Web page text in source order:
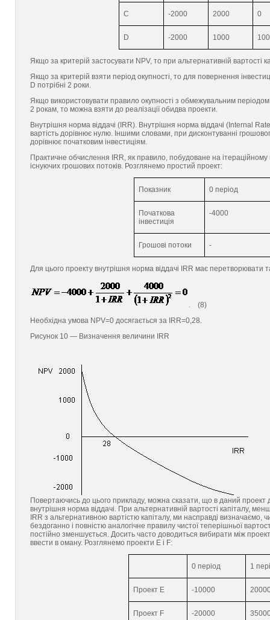
C -2000 2000 0
D -2000 1000
Якщо за критерій застосувати NPV, то при альтернативній вартості
Якщо за критерій взяти період окупності, то для повернення
D потрібні 2 роки.
Якщо використовувати правило окупності з обмежувальним
2 рокам, то можна взяти до реалізації обидва проекти.
Внутрішня норма віддачі (IRR). Внутрішня норма віддачі (Internal
вартість дорівнює нулю. Іншими словами, при дисконтуванні
дорівнює початковим інвестиціям.
Практичне обчислення IRR, як правило, побудоване на
існуючих грошових потоків. Розглянемо простий проект:
Показник 0 період
Початкова
інвестиція
-4000
Грошові потоки -
Для цього проекту внутрішня норма віддачі IRR має перетворювати
. (8)
Необхідна умова NPV=0 досягається за IRR=0,28.
Рисунок 10 — Визначення величини IRR
Повертаючись до цього прикладу, можна сказати, що в даний проект
внутрішня норма віддачі. При альтернативній вартості капіталу,
IRR з альтернативною вартістю капіталу, ми насправді
бездоганно і повністю аналогічне правилу чистої теперішньої
постійно зменшується. Досить часто доводиться вибирати між
ввести в оману. Розглянемо проекти Е і F:
0 період 1
Проект Е -10000
Проект F -20000